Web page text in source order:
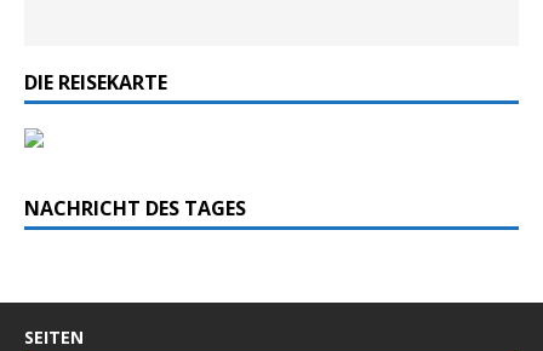
DIE REISEKARTE
NACHRICHT DES TAGES
SEITEN